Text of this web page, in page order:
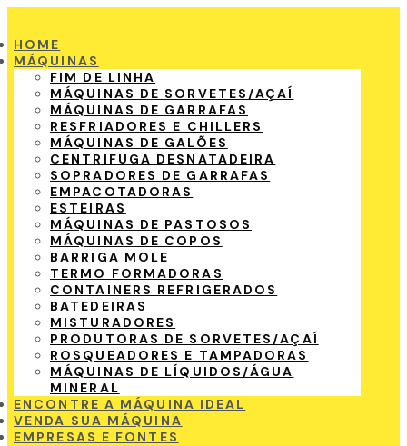
HOME
MÁQUINAS
FIM DE LINHA
MÁQUINAS DE SORVETES/AÇAÍ
MÁQUINAS DE GARRAFAS
RESFRIADORES E CHILLERS
MÁQUINAS DE GALÕES
CENTRIFUGA DESNATADEIRA
SOPRADORES DE GARRAFAS
EMPACOTADORAS
ESTEIRAS
MÁQUINAS DE PASTOSOS
MÁQUINAS DE COPOS
BARRIGA MOLE
TERMO FORMADORAS
CONTAINERS REFRIGERADOS
BATEDEIRAS
MISTURADORES
PRODUTORAS DE SORVETES/AÇAÍ
ROSQUEADORES E TAMPADORAS
MÁQUINAS DE LÍQUIDOS/ÁGUA
MINERAL
ENCONTRE A MÁQUINA IDEAL
VENDA SUA MÁQUINA
EMPRESAS E FONTES